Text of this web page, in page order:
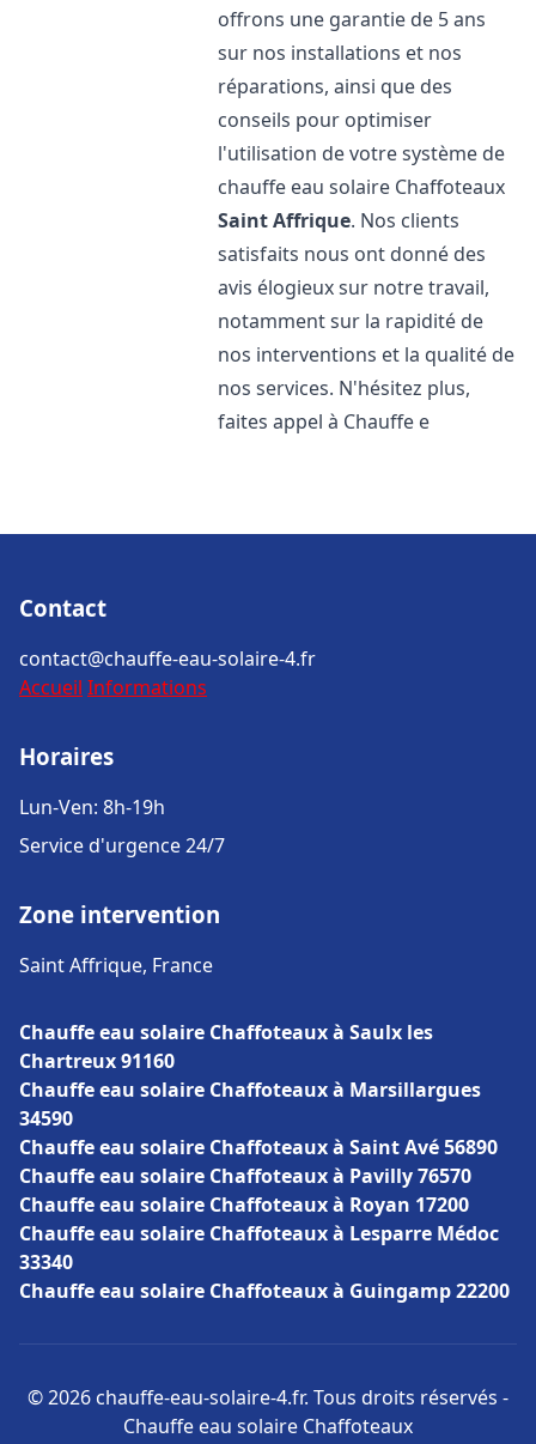
offrons une garantie de 5 ans
sur nos installations et nos
réparations, ainsi que des
conseils pour optimiser
l'utilisation de votre système de
chauffe eau solaire Chaffoteaux
Saint Affrique. Nos clients
satisfaits nous ont donné des
avis élogieux sur notre travail,
notamment sur la rapidité de
nos interventions et la qualité de
nos services. N'hésitez plus,
faites appel à Chauffe e
Contact
contact@chauffe-eau-solaire-4.fr
Accueil Informations
Horaires
Lun-Ven: 8h-19h
Service d'urgence 24/7
Zone intervention
Saint Affrique, France
Chauffe eau solaire Chaffoteaux à Saulx les
Chartreux 91160
Chauffe eau solaire Chaffoteaux à Marsillargues
34590
Chauffe eau solaire Chaffoteaux à Saint Avé 56890
Chauffe eau solaire Chaffoteaux à Pavilly 76570
Chauffe eau solaire Chaffoteaux à Royan 17200
Chauffe eau solaire Chaffoteaux à Lesparre Médoc
33340
Chauffe eau solaire Chaffoteaux à Guingamp 22200
© 2026 chauffe-eau-solaire-4.fr. Tous droits réservés -
Chauffe eau solaire Chaffoteaux